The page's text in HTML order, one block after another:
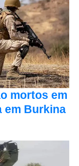
mortos em
em Burkina